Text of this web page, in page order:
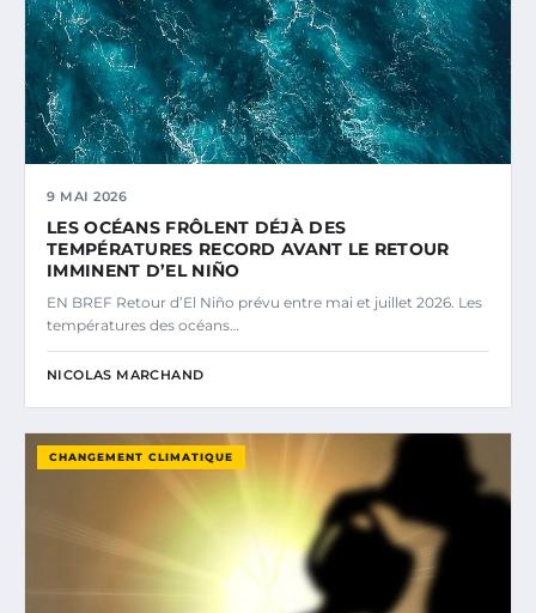
9 MAI 2026
LES OCÉANS FRÔLENT DÉJÀ DES
TEMPÉRATURES RECORD AVANT LE RETOUR
IMMINENT D’EL NIÑO
EN BREF Retour d’El Niño prévu entre mai et juillet 2026. Les
températures des océans…
NICOLAS MARCHAND
CHANGEMENT CLIMATIQUE